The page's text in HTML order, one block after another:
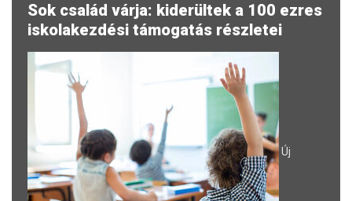
Sok család várja: kiderültek a 100 ezres
iskolakezdési támogatás részletei
Új